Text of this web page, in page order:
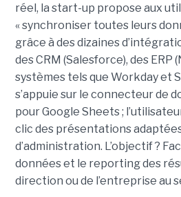
réel, la start-up propose aux
« synchroniser toutes leurs
grâce à des dizaines
des CRM (Salesforce), des ERP
systèmes tels que Workday et
s’appuie sur le connecteur de
pour Google Sheets ;
clic des présentations
d’administration. L’objectif ?
données et le reporting des
direction ou de l’entreprise au